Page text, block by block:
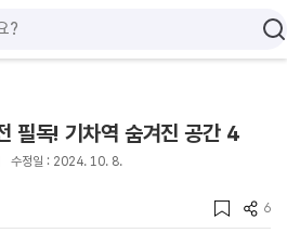
필독! 기차역 숨겨진 공간 4
수정일 : 2024. 10. 8.
6